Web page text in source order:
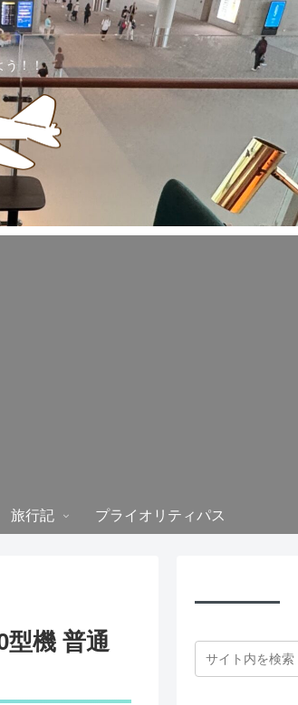
う！！
旅行記 プライオリティパス
型機 普通